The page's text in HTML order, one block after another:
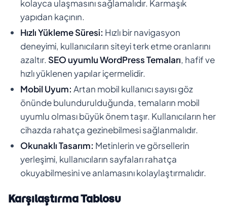
kolayca ulaşmasını sağlamalıdır. Karmaşık
yapıdan kaçının.
Hızlı Yükleme Süresi: Hızlı bir navigasyon
deneyimi, kullanıcıların siteyi terk etme oranlarını
azaltır. SEO uyumlu WordPress Temaları, hafif ve
hızlı yüklenen yapılar içermelidir.
Mobil Uyum: Artan mobil kullanıcı sayısı göz
önünde bulundurulduğunda, temaların mobil
uyumlu olması büyük önem taşır. Kullanıcıların her
cihazda rahatça gezinebilmesi sağlanmalıdır.
Okunaklı Tasarım: Metinlerin ve görsellerin
yerleşimi, kullanıcıların sayfaları rahatça
okuyabilmesini ve anlamasını kolaylaştırmalıdır.
Karşılaştırma Tablosu